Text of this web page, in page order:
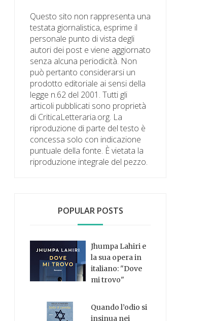
Questo sito non rappresenta una
testata giornalistica, esprime il
personale punto di vista degli
autori dei post e viene aggiornato
senza alcuna periodicità. Non
può pertanto considerarsi un
prodotto editoriale ai sensi della
legge n.62 del 2001. Tutti gli
articoli pubblicati sono proprietà
di CriticaLetteraria.org. La
riproduzione di parte del testo è
concessa solo con indicazione
puntuale della fonte. È vietata la
riproduzione integrale del pezzo.
POPULAR POSTS
Jhumpa Lahiri e
la sua opera in
italiano: "Dove
mi trovo"
Quando l’odio si
insinua nei